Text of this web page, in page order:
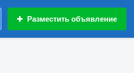
Разместить объявление